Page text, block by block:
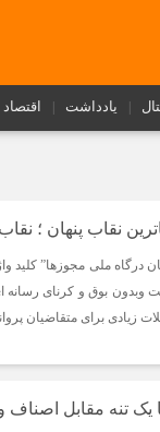
یادداشت اقتصاد
نقاب پنهان ؛
درگاه ملی مجوزها” کلید
وبدون بوق و کرنای رسانه
زیادی برای متقاضیان
یک تنه مقابل اصناف